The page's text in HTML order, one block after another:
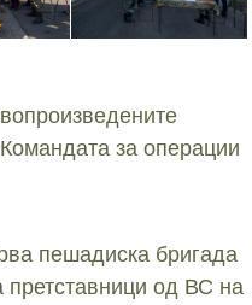
за операции
пешадиска бригада
претставници од ВС на